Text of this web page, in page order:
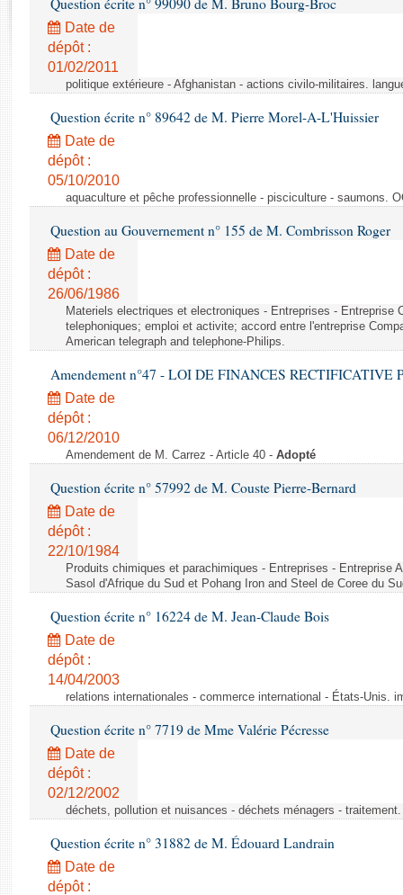
Rapports d'enquête
Rapports législatifs
Rapports sur l'application des lois
Baromètre de l’application des lois
Dossiers législatifs
Budget et sécurité sociale
Questions écrites et orales
Comptes rendus des débats
Question écrite n° 99090 de M. Bruno Bourg-Broc
Date de
dépôt :
01/02/2011
politique extérieure - Afghanistan - actions civilo-militaires.
Question écrite n° 89642 de M. Pierre Morel-A-L'Huissier
Date de
dépôt :
05/10/2010
aquaculture et pêche professionnelle - pisciculture - saumons.
Question au Gouvernement n° 155 de M. Combrisson Roger
Date de
dépôt :
26/06/1986
Materiels electriques et electroniques - Entreprises - Entreprise
telephoniques; emploi et activite; accord entre l'entreprise
American telegraph and telephone-Philips.
Amendement n°47 - LOI DE FINANCES RECTIFICATIVE
Date de
dépôt :
06/12/2010
Amendement de M. Carrez - Article 40 - Adopté
Question écrite n° 57992 de M. Couste Pierre-Bernard
Date de
dépôt :
22/10/1984
Produits chimiques et parachimiques - Entreprises - Entreprise
Sasol d'Afrique du Sud et Pohang Iron and Steel de Coree du
Question écrite n° 16224 de M. Jean-Claude Bois
Date de
dépôt :
14/04/2003
relations internationales - commerce international - États-Unis.
Question écrite n° 7719 de Mme Valérie Pécresse
Date de
dépôt :
02/12/2002
déchets, pollution et nuisances - déchets ménagers -
Question écrite n° 31882 de M. Édouard Landrain
Date de
dépôt :